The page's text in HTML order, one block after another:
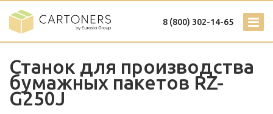
8 (800) 302-14-65
Станок для производства
бумажных пакетов RZ-
G250J